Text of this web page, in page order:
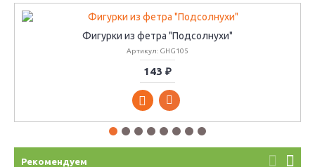
Фигурки из фетра "Подсолнухи"
Артикул: GHG105
143 ₽
Рекомендуем